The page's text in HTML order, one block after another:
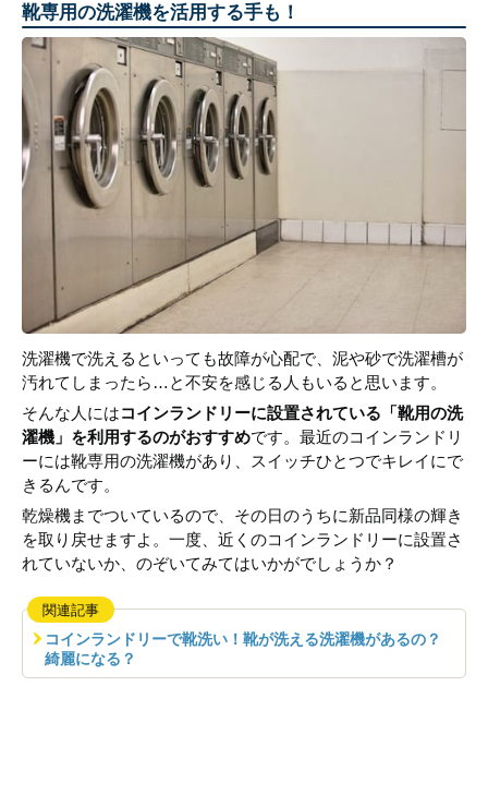
靴専用の洗濯機を活用する手も！
洗濯機で洗えるといっても故障が心配で、泥や砂で洗濯槽が
汚れてしまったら…と不安を感じる人もいると思います。
そんな人にはコインランドリーに設置されている「靴用の洗
濯機」を利用するのがおすすめです。最近のコインランドリ
ーには靴専用の洗濯機があり、スイッチひとつでキレイにで
きるんです。
乾燥機までついているので、その日のうちに新品同様の輝き
を取り戻せますよ。一度、近くのコインランドリーに設置さ
れていないか、のぞいてみてはいかがでしょうか？
関連記事
コインランドリーで靴洗い！靴が洗える洗濯機があるの？
綺麗になる？